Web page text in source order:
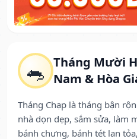
🐀 Tháng Mười
Nam & Hòa
Tháng Chạp là tháng bận
nhà dọn dẹp, sắm sửa, làm
bánh chưng, bánh tét lan